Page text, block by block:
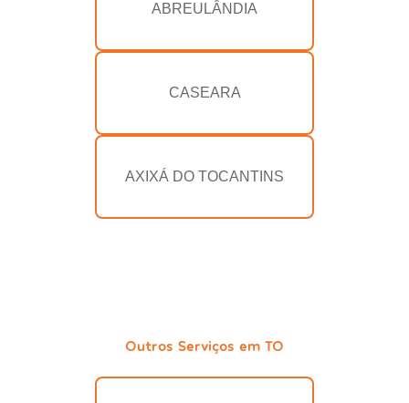
ABREULÂNDIA
CASEARA
AXIXÁ DO TOCANTINS
Outros Serviços em TO